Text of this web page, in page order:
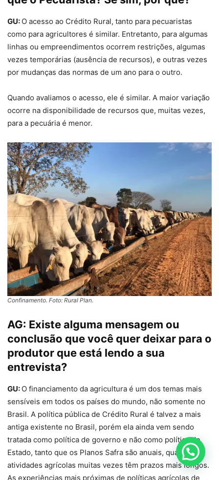
GU: O acesso ao Crédito Rural, tanto para pecuaristas
como para agricultores é similar. Entretanto, para algumas
linhas ou empreendimentos ocorrem restrições, algumas
vezes temporárias (ausência de recursos), e outras vezes
por mudanças das normas de um ano para o outro.
Quando avaliamos o acesso, ele é similar. A maior variação
ocorre na disponibilidade de recursos que, muitas vezes,
para a pecuária é menor.
Confinamento. Foto: Rural Plan.
AG: Existe alguma mensagem ou
conclusão que você quer deixar para o
produtor que está lendo a sua
entrevista?
GU: O financiamento da agricultura é um dos temas mais
sensíveis em todos os países do mundo, não somente no
Brasil. A política pública de Crédito Rural é talvez a mais
antiga existente no Brasil, porém ela ainda vem sendo
tratada como política de governo e não como política de
Estado, tanto que os Planos Safra são anuais, quando as
atividades agrícolas muitas vezes têm prazos mais longos.
As experiências mais próximas de políticas agrícolas de